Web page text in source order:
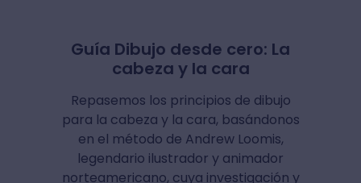
Guía Dibujo desde cero: La
cabeza y la cara
Repasemos los principios de dibujo
para la cabeza y la cara, basándonos
en el método de Andrew Loomis,
legendario ilustrador y animador
norteamericano, cuya investigación y